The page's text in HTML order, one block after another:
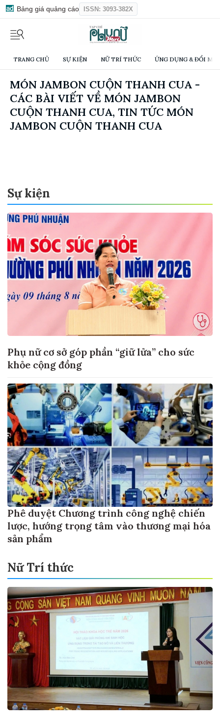
Bảng giá quảng cáo ISSN: 3093-382X
TRANG CHỦ SỰ KIỆN NỮ TRÍ THỨC ỨNG DỤNG & ĐỔI
MÓN JAMBON CUỘN THANH CUA -
CÁC BÀI VIẾT VỀ MÓN JAMBON
CUỘN THANH CUA, TIN TỨC MÓN
JAMBON CUỘN THANH CUA
Sự kiện
Phụ nữ cơ sở góp phần “giữ lửa” cho sức
khỏe cộng đồng
Phê duyệt Chương trình công nghệ chiến
lược, hướng trọng tâm vào thương mại hóa
sản phẩm
Nữ Trí thức